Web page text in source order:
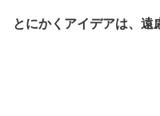
とにかくアイデアは、遠